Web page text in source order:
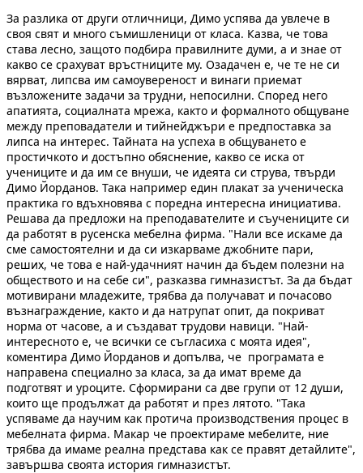
За разлика от други отличници, Димо успява да увлече в
своя свят и много съмишленици от класа. Казва, че това
става лесно, защото подбира правилните думи, а и знае от
какво се срахуват връстниците му. Озадачен е, че те не си
вярват, липсва им самоувереност и винаги приемат
възложените задачи за трудни, непосилни. Според него
апатията, социалната мрежа, както и формалното общуване
между преповадатели и тийнейджъри е предпоставка за
липса на интерес. Тайната на успеха в общуването е
простичкото и достъпно обяснение, какво се иска от
учениците и да им се внуши, че идеята си струва, твърди
Димо Йорданов. Така например един плакат за ученическа
практика го вдъхновява с поредна интересна инициатива.
Решава да предложи на преподавателите и съучениците си
да работят в русенска мебелна фирма. "Нали все искаме да
сме самостоятелни и да си изкарваме джобните пари,
реших, че това е най-удачният начин да бъдем полезни на
обществото и на себе си", разказва гимназистът. За да бъдат
мотивирани младежите, трябва да получават и почасово
възнаграждение, както и да натрупат опит, да покриват
норма от часове, а и създават трудови навици. "Най-
интересното е, че всички се съгласиха с моята идея",
коментира Димо Йорданов и допълва, че програмата е
направена специално за класа, за да имат време да
подготвят и уроците. Сформирани са две групи от 12 души,
които ще продължат да работят и през лятото. "Така
успяваме да научим как протича производствения процес в
мебелната фирма. Макар че проектираме мебелите, ние
трябва да имаме реална представа как се правят детайлите",
завършва своята история гимназистът.